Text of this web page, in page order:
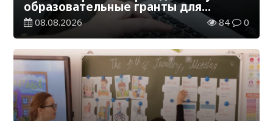
образовательные гранты для
обучения в Казахстане
08.08.2026 84 0